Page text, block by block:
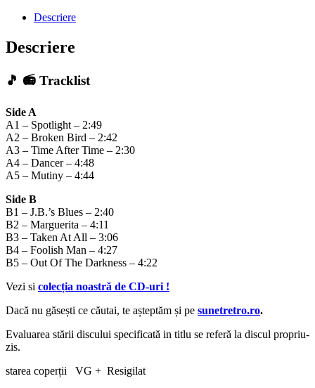
Descriere
Descriere
🎵 📻 Tracklist
Side A
A1 – Spotlight – 2:49
A2 – Broken Bird – 2:42
A3 – Time After Time – 2:30
A4 – Dancer – 4:48
A5 – Mutiny – 4:44
Side B
B1 – J.B.’s Blues – 2:40
B2 – Marguerita – 4:11
B3 – Taken At All – 3:06
B4 – Foolish Man – 4:27
B5 – Out Of The Darkness – 4:22
Vezi si colecția noastră de CD-uri !
Dacă nu găsești ce căutai, te așteptăm și pe sunetretro.ro.
Evaluarea stării discului specificată in titlu se referă la discul propriu-
zis.
starea coperții VG + Resigilat